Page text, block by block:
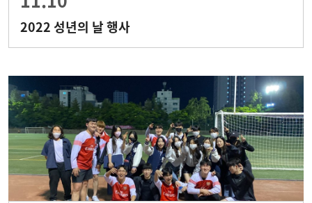
2022 성년의 날 행사